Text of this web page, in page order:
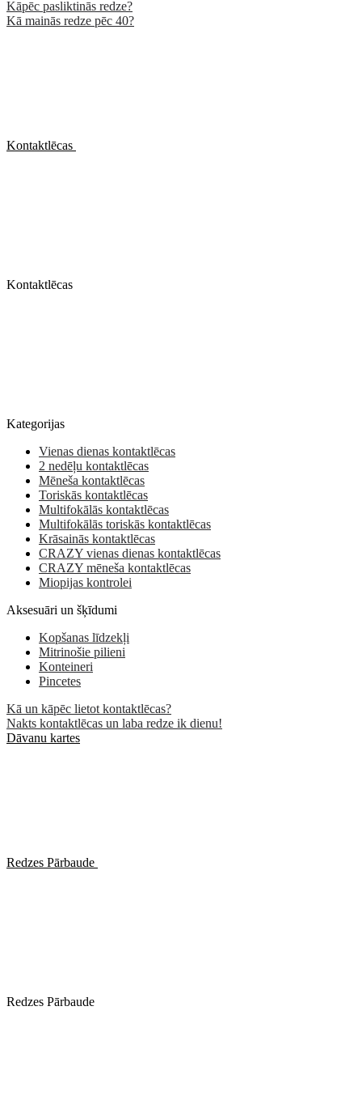
Kāpēc pasliktinās redze?
Kā mainās redze pēc 40?
Kontaktlēcas
Kontaktlēcas
Kategorijas
Vienas dienas kontaktlēcas
2 nedēļu kontaktlēcas
Mēneša kontaktlēcas
Toriskās kontaktlēcas
Multifokālās kontaktlēcas
Multifokālās toriskās kontaktlēcas
Krāsainās kontaktlēcas
CRAZY vienas dienas kontaktlēcas
CRAZY mēneša kontaktlēcas
Miopijas kontrolei
Aksesuāri un šķīdumi
Kopšanas līdzekļi
Mitrinošie pilieni
Konteineri
Pincetes
Kā un kāpēc lietot kontaktlēcas?
Nakts kontaktlēcas un laba redze ik dienu!
Dāvanu kartes
Redzes Pārbaude
Redzes Pārbaude